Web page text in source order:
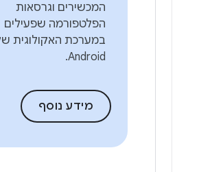
המכשירים וגרסאות
הפלטפורמה שפעילים
במערכת האקולוגית
Android.
מידע נוסף